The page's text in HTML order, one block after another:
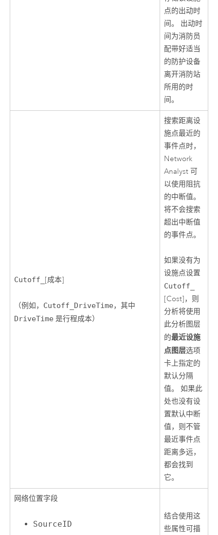
点的出动时
间。 出动时
间为消防员
配带好适当
的防护设备
离开消防站
所用的时
间。
Cutoff_ [成本]
（例如， Cutoff_DriveTime，其中
DriveTime 是行程成本）
搜索距离设
施点最近的
事件点时，
Network
Analyst 可
以使用阻抗
的中断值。
将不会搜索
超出中断值
的事件点。
如果没有为
设施点设置
Cutoff_
[Cost]，则
分析将使用
此分析图层
的最近设施
点图层选项
卡上指定的
默认分隔
值。 如果此
处也没有设
置默认中断
值，则不管
最近事件点
距离多远，
都会找到
它。
网络位置字段
SourceID
结合使用这
些属性可描